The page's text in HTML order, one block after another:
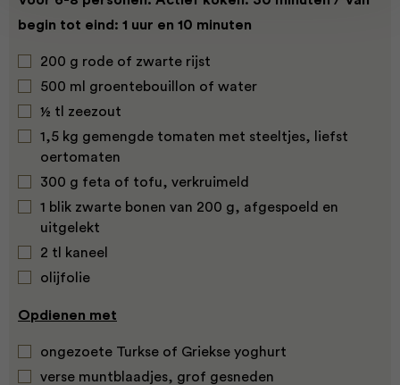
begin tot eind: 1 uur en 10 minuten
200 g rode of zwarte rijst
500 ml groentebouillon of water
½ tl zeezout
1,5 kg gemengde tomaten met steeltjes, liefst
oertomaten
300 g feta of tofu, verkruimeld
1 blik zwarte bonen van 200 g, afgespoeld en
uitgelekt
2 tl kaneel
olijfolie
Opdienen met
ongezoete Turkse of Griekse yoghurt
verse muntblaadjes, grof gesneden